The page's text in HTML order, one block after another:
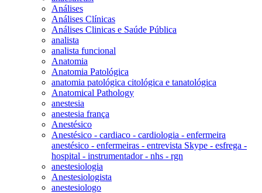
Análises
Análises Clínicas
Análises Clinicas e Saúde Pública
analista
analista funcional
Anatomia
Anatomia Patológica
anatomia patológica citológica e tanatológica
Anatomical Pathology
anestesia
anestesia frança
Anestésico
Anestésico - cardiaco - cardiologia - enfermeira
anestésico - enfermeiras - entrevista Skype - esfrega -
hospital - instrumentador - nhs - rgn
anestesiologia
Anestesiologista
anestesiologo